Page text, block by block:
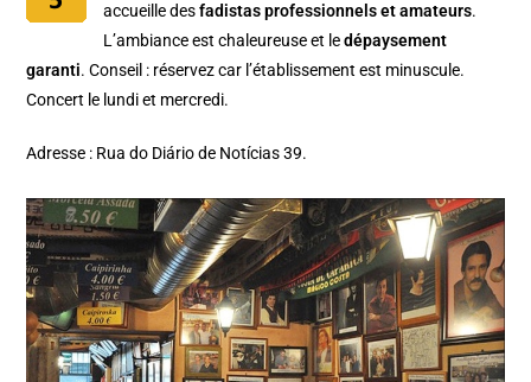
accueille desfadistas professionnels et amateurs.
L’ambiance est chaleureuse et ledépaysement
garanti. Conseil : réservez car l’établissement est minuscule.
Concert le lundi et mercredi.
Adresse : Rua do Diário de Notícias 39.